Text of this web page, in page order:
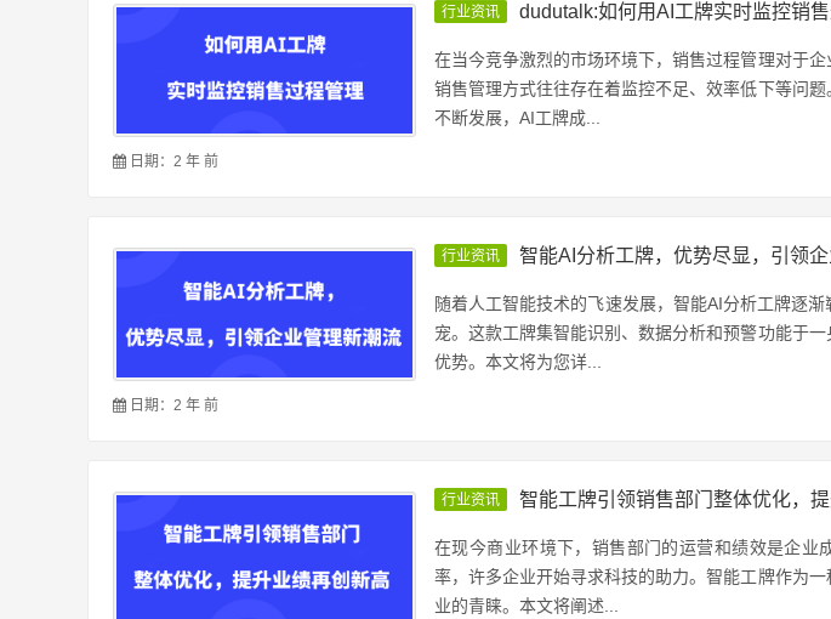
行业资讯 dudutalk:如何用AI工牌实时监控销
在当今竞争激烈的市场环境下，销售过程管理对于
销售管理方式往往存在着监控不足、效率低下等问
不断发展，AI工牌成...
日期：2 年 前
行业资讯 智能AI分析工牌，优势尽显，引领
随着人工智能技术的飞速发展，智能AI分析工牌逐
宠。这款工牌集智能识别、数据分析和预警功能于
优势。本文将为您详...
日期：2 年 前
行业资讯 智能工牌引领销售部门整体优化，
在现今商业环境下，销售部门的运营和绩效是企业
率，许多企业开始寻求科技的助力。智能工牌作为
业的青睐。本文将阐述...